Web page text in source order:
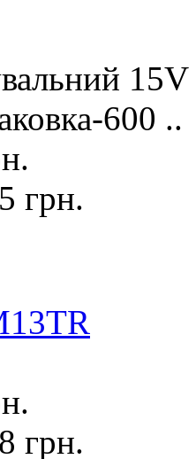
600 ..
грн.
грн.